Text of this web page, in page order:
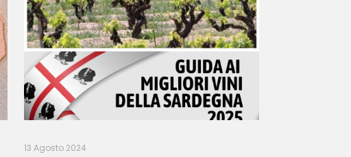
13 Agosto 2024